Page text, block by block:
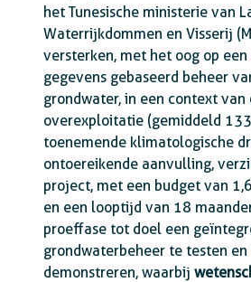
het Tunesische ministerie van
Waterrijkdommen en Visserij
versterken, met het oog op
gegevens gebaseerd beheer
grondwater, in een context van
overexploitatie (gemiddeld
toenemende klimatologische
ontoereikende aanvulling,
project, met een budget van
en een looptijd van 18
proeffase tot doel een
grondwaterbeheer te testen en
demonstreren, waarbij